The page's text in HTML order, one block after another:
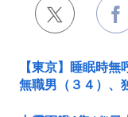
【東京】睡眠時
無職男（３４）、